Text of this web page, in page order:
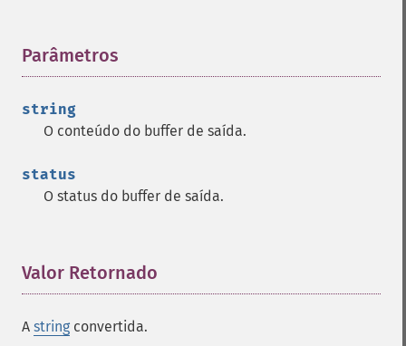
Parâmetros
string
O conteúdo do buffer de saída.
status
O status do buffer de saída.
Valor Retornado
A string convertida.